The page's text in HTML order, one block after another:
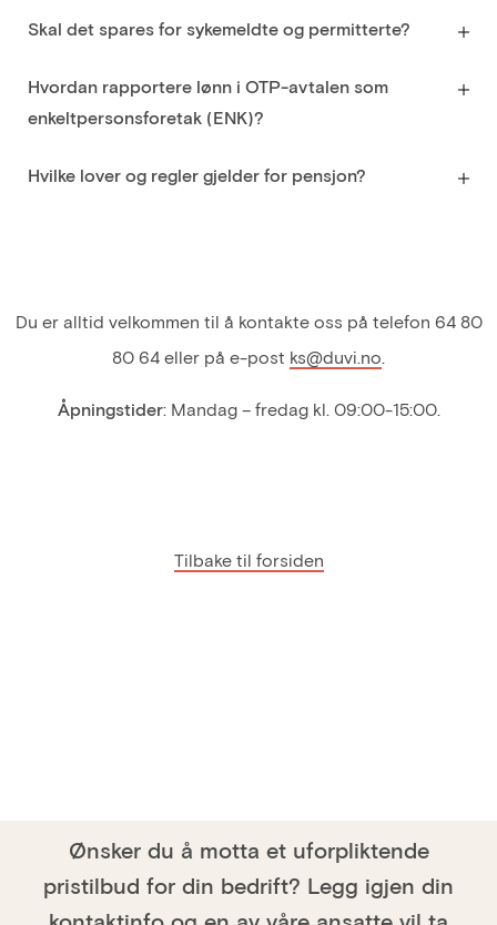
Skal det spares for sykemeldte og permitterte?
Hvordan rapportere lønn i OTP-avtalen som
enkeltpersonsforetak (ENK)?
Hvilke lover og regler gjelder for pensjon?
Du er alltid velkommen til å kontakte oss på telefon 64 80
80 64 eller på e-post ks@duvi.no.
Åpningstider: Mandag – fredag kl. 09:00-15:00.
Tilbake til forsiden
Ønsker du å motta et uforpliktende
pristilbud for din bedrift? Legg igjen din